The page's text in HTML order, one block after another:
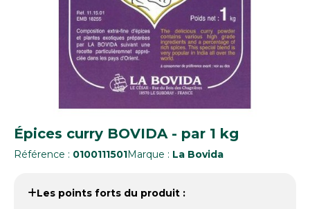
Épices curry BOVIDA - par 1 kg
Référence : 0100111501Marque : La Bovida
Les points forts du produit :